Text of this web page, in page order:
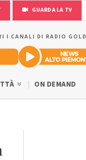
GUARDA LA TV
I CANALI DI RADIO GOLD
ON DEMAND